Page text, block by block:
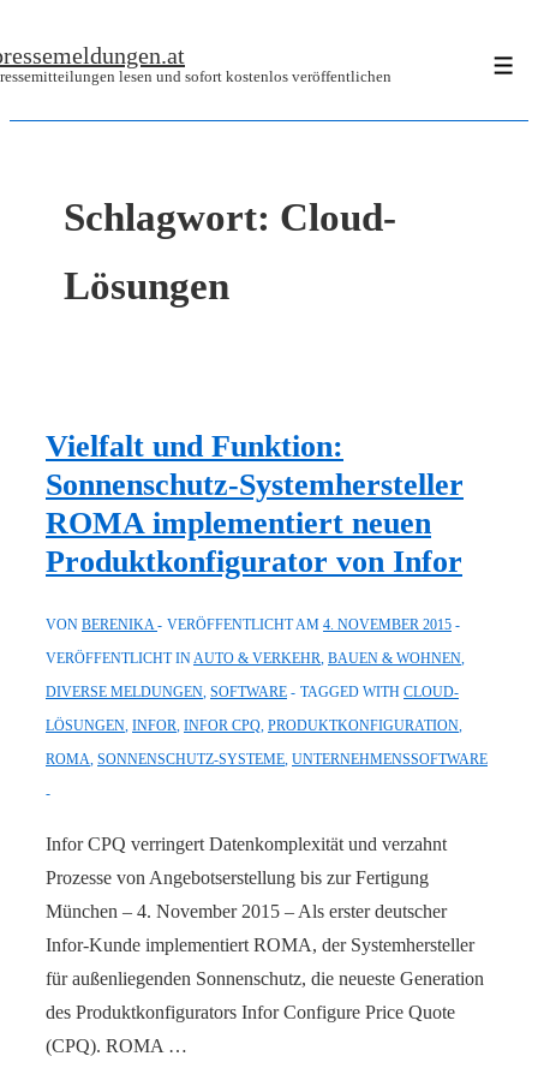
Zum
lesen und sofort kostenlos veröffentlichen
Schlagwort: Cloud-
Lösungen
Vielfalt und Funktion:
Sonnenschutz-Systemhersteller
ROMA implementiert neuen
Produktkonfigurator von Infor
VON BERENIKA VERÖFFENTLICHT AM 4. NOVEMBER 2015
VERÖFFENTLICHT INAUTO & VERKEHR, BAUEN & WOHNEN,
DIVERSE MELDUNGEN, SOFTWARE TAGGED WITH CLOUD-
LÖSUNGEN, INFOR, INFOR CPQ, PRODUKTKONFIGURATION,
ROMA, SONNENSCHUTZ-SYSTEME, UNTERNEHMENSSOFTWARE
Infor CPQ verringert Datenkomplexität und verzahnt
Prozesse von Angebotserstellung bis zur Fertigung
München – 4. November 2015 – Als erster deutscher
Infor-Kunde implementiert ROMA, der Systemhersteller
für außenliegenden Sonnenschutz, die neueste Generation
des Produktkonfigurators Infor Configure Price Quote
(CPQ). ROMA …